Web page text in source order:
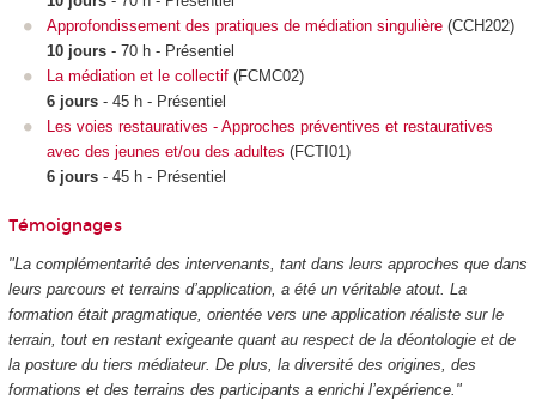
Approfondissement des pratiques de médiation singulière (CCH202)
10 jours - 70 h - Présentiel
La médiation et le collectif (FCMC02)
6 jours - 45 h - Présentiel
Les voies restauratives - Approches préventives et restauratives
avec des jeunes et/ou des adultes (FCTI01)
6 jours - 45 h - Présentiel
Témoignages
"La complémentarité des intervenants, tant dans leurs approches que dans
leurs parcours et terrains d’application, a été un véritable atout. La
formation était pragmatique, orientée vers une application réaliste sur le
terrain, tout en restant exigeante quant au respect de la déontologie et de
la posture du tiers médiateur. De plus, la diversité des origines, des
formations et des terrains des participants a enrichi l’expérience."